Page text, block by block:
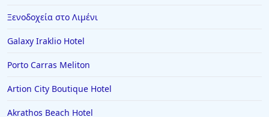
Ξενοδοχεία στο Λιμένι
Galaxy Iraklio Hotel
Porto Carras Meliton
Artion City Boutique Hotel
Akrathos Beach Hotel